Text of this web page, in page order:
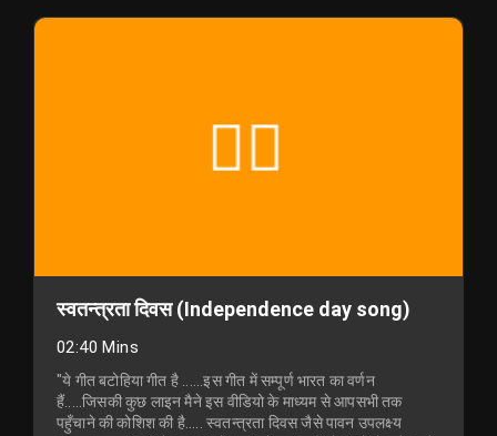
स्वतन्त्रता दिवस (Independence day song)
02:40 Mins
"ये गीत बटोहिया गीत है ......इस गीत में सम्पूर्ण भारत का वर्णन
हैं.....जिसकी कुछ लाइन मैने इस वीडियो के माध्यम से आपसभी तक
पहुँचाने की कोशिश की है..... स्वतन्त्रता दिवस जैसे पावन उपलक्ष्य